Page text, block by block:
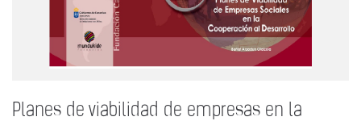
Planes de viabilidad de empresas en la